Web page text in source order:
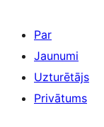
Par
Jaunumi
Uzturētājs
Privātums